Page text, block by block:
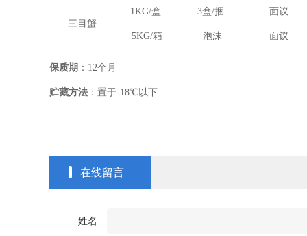
三目蟹
1KG/盒 3盒/捆 面议
5KG/箱 泡沫 面议
保质期 ： 12个月
贮藏方法 ：置于-18℃ 以下
在线留言
姓名